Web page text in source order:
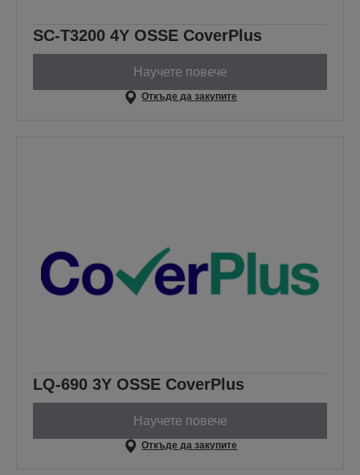
SC-T3200 4Y OSSE CoverPlus
Научете повече
Откъде да закупите
LQ-690 3Y OSSE CoverPlus
Научете повече
Откъде да закупите